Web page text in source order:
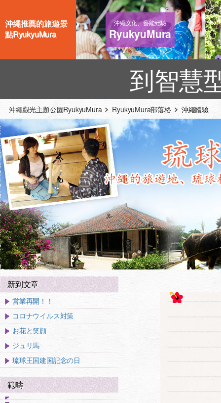
沖繩推薦的旅遊景
點RyukyuMura
沖繩文化、藝能經驗
RyukyuMura
到智慧
沖繩觀光主題公園RyukyuMura RyukyuMura部落格 沖繩體驗
新到文章
営業再開！！
コロナウイルス対策
お花と笑顔
ジュリ馬
琉球王国建国記念の日
範疇